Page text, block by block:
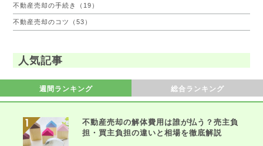
人気記事
週間ランキング 総合ランキング
不動産売却の解体費用は誰が払う？売主負
担・買主負担の違いと相場を徹底解説
不動産売却の手続き（19）
不動産売却のコツ（53）